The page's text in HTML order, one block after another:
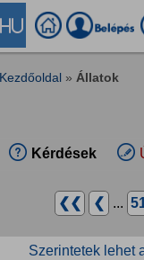
Kezdőoldal » Állatok
Kérdések
❮❮ ❮ ...
Szerintetek lehet